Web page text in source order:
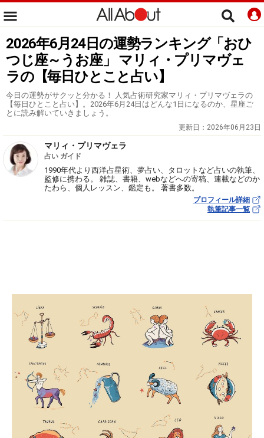
2026年6月24日の運勢ランキング「おひ
つじ座～うお座」 マリィ・プリマヴェ
ラの【毎日ひとこと占い】
今日の運勢がサクッと分かる！ 人気占術研究家マリィ・プリマヴェラの
【毎日ひとこと占い】。2026年6月24日はどんな1日になるのか、星座ご
とに読み解いていきましょう。
更新日： 2026年06月23日
マリィ・プリマヴェラ
占い ガイド
1990年代より西洋占星術、夢占い、タロットなど占いの執筆、
監修に携わる。 雑誌、書籍、webなどへの寄稿、連載などのか
たわら、個人レッスン、鑑定も。 著書多数。
プロフィール詳細
執筆記事一覧